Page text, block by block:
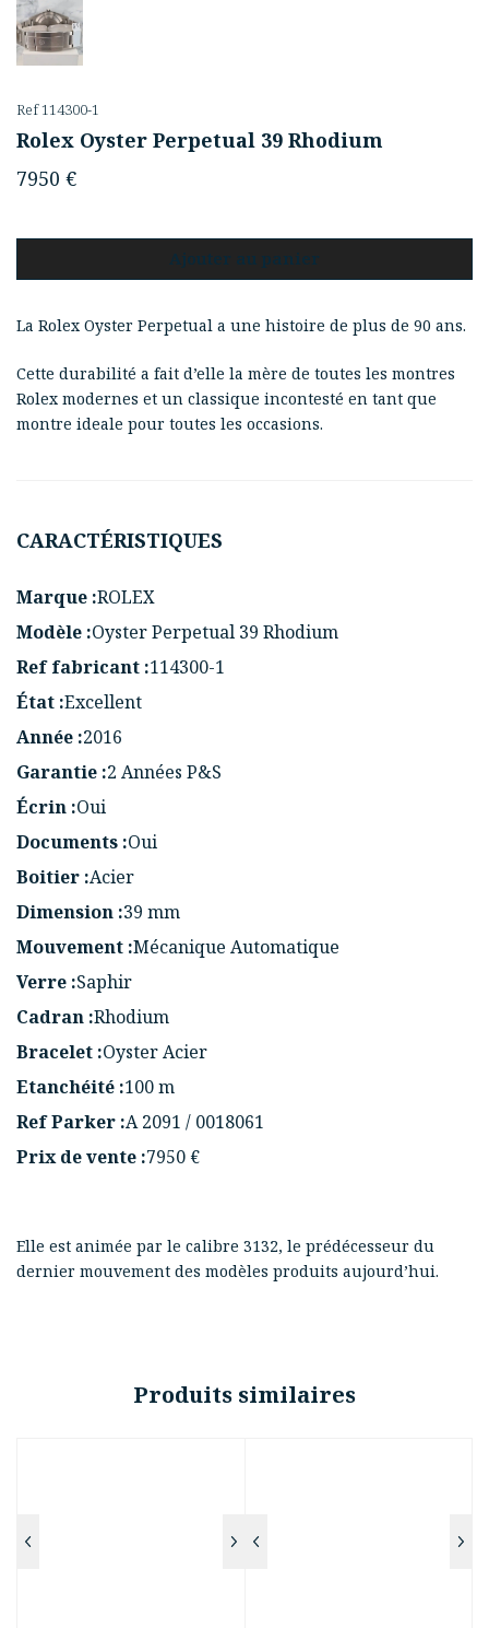
Ref 114300-1
Rolex Oyster Perpetual 39 Rhodium
7950 €
La Rolex Oyster Perpetual a une histoire de plus de 90 ans.
Cette durabilité a fait d’elle la mère de toutes les montres
Rolex modernes et un classique incontesté en tant que
montre ideale pour toutes les occasions.
CARACTÉRISTIQUES
Marque :ROLEX
Modèle :Oyster Perpetual 39 Rhodium
Ref fabricant :114300-1
État :Excellent
Année :2016
Garantie :2 Années P&S
Écrin :Oui
Documents :Oui
Boitier :Acier
Dimension :39 mm
Mouvement :Mécanique Automatique
Verre :Saphir
Cadran :Rhodium
Bracelet :Oyster Acier
Etanchéité :100 m
Ref Parker :A 2091 / 0018061
Prix de vente :7950 €
Elle est animée par le calibre 3132, le prédécesseur du
dernier mouvement des modèles produits aujourd’hui.
Ajouter au panier
Produits similaires